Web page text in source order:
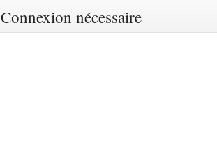
Connexion nécessaire